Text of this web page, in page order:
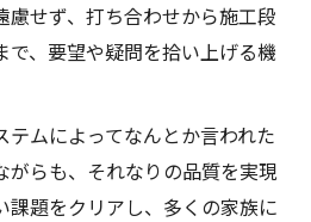
慮せず、打ち合わせから施工段
で、要望や疑問を拾い上げる機
ムによってなんとか言われた
がらも、それなりの品質を実現
課題をクリアし、多くの家族に